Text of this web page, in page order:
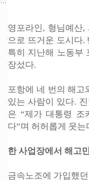
영포라인, 형님예산
으로 뜨거운 도시다.
특히 지난해 노동부
장섰다.
포항에 네 번의 해고
있는 사람이 있다.
은 “제가 대통령 조
다”며 허허롭게 웃는
한 사업장에서 해고
금속노조에 가입했